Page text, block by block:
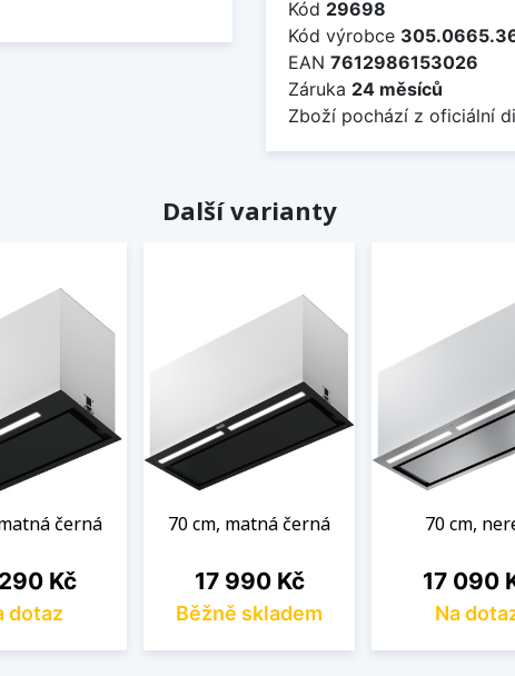
Kód 29698
Kód výrobce
EAN 7612986153026
Záruka 24 měsíců
Zboží pochází z oficiální
Další varianty
černá
Kč
dotaz
70 cm, matná černá
Cena
17 990 Kč
Běžně skladem
70 cm,
Cena
17 090
Na